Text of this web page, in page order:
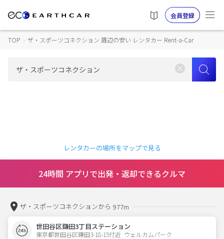
会員登録
TOP › ザ・スポーツコネクション 周辺の安い レンタカー Rent-a-Car
レンタカーの場所をマップで見る
24時間 アプリで出発・返却できるクルマ
ザ・スポーツコネクションから 977m
世田谷区鎌田3丁目ステーション
東京都世田谷区鎌田3-18-15付近  ウェルカムパーク